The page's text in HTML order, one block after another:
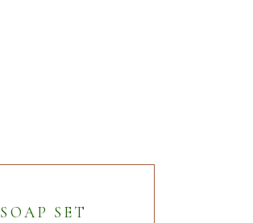
SOAP SET